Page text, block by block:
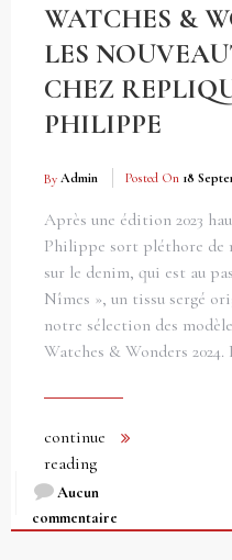
WATCHES &
LES
CHEZ
PHILIPPE
By Admin Posted On 18
Après une édition 2023
Philippe sort pléthore de
sur le denim, qui est au
Nîmes », un tissu sergé
notre sélection des
Watches & Wonders
continue
reading
Aucun
commentaire